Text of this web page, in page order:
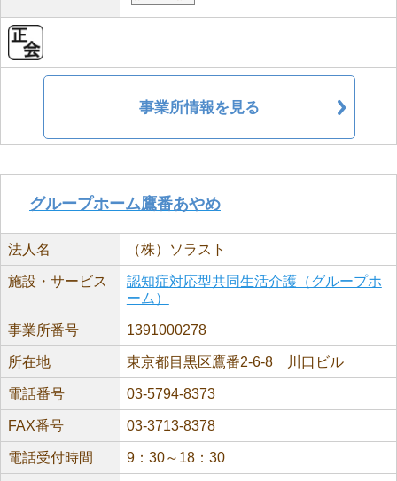
事業所情報を見る
グループホーム鷹番あやめ
法人名 （株）ソラスト
施設・サービス
認知症対応型共同生活介護（グループホ
ーム）
事業所番号 1391000278
所在地 東京都目黒区鷹番2-6-8 川口ビル
電話番号 03-5794-8373
FAX番号 03-3713-8378
電話受付時間 9：30～18：30